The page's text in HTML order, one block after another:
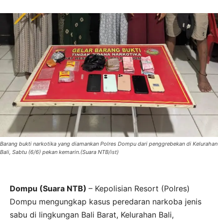
Barang bukti narkotika yang diamankan Polres Dompu dari penggrebekan di Kelurahan
Bali, Sabtu (6/6) pekan kemarin.(Suara NTB/ist)
Dompu (Suara NTB) – Kepolisian Resort (Polres)
Dompu mengungkap kasus peredaran narkoba jenis
sabu di lingkungan Bali Barat, Kelurahan Bali,